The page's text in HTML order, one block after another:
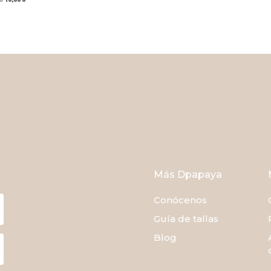
15,00 €.10,00 €.
Más Dpapaya
Conócenos
Guía de tallas
Blog